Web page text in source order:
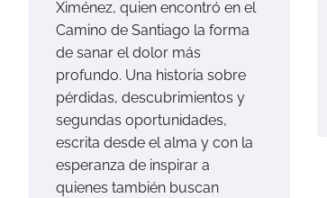
Ximénez, quien encontró en el
Camino de Santiago la forma
de sanar el dolor más
profundo. Una historia sobre
pérdidas, descubrimientos y
segundas oportunidades,
escrita desde el alma y con la
esperanza de inspirar a
quienes también buscan